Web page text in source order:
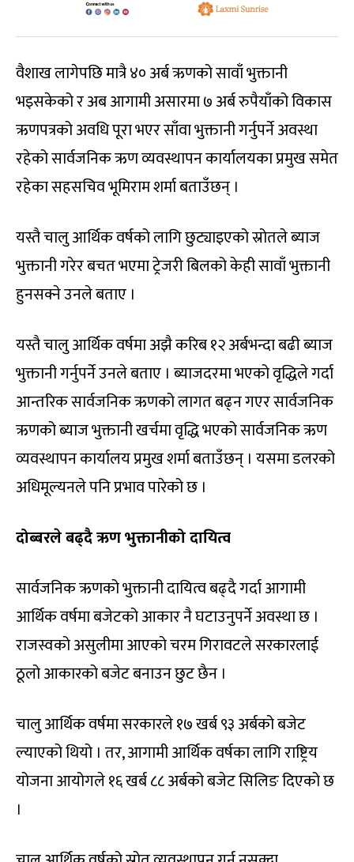
वैशाख लागेपछि मात्रै ४० अर्ब ऋणको सावाँ भुक्तानी
भइसकेको र अब आगामी असारमा ७ अर्ब रुपैयाँको विकास
ऋणपत्रको अवधि पूरा भएर साँवा भुक्तानी गर्नुपर्ने अवस्था
रहेको सार्वजनिक ऋण व्यवस्थापन कार्यालयका प्रमुख समेत
रहेका सहसचिव भूमिराम शर्मा बताउँछन् ।
यस्तै चालु आर्थिक वर्षको लागि छुट्याइएको स्रोतले ब्याज
भुक्तानी गरेर बचत भएमा ट्रेजरी बिलको केही सावाँ भुक्तानी
हुनसक्ने उनले बताए ।
यस्तै चालु आर्थिक वर्षमा अझै करिब १२ अर्बभन्दा बढी ब्याज
भुक्तानी गर्नुपर्ने उनले बताए । ब्याजदरमा भएको वृद्धिले गर्दा
आन्तरिक सार्वजनिक ऋणको लागत बढ्न गएर सार्वजनिक
ऋणको ब्याज भुक्तानी खर्चमा वृद्धि भएको सार्वजनिक ऋण
व्यवस्थापन कार्यालय प्रमुख शर्मा बताउँछन् । यसमा डलरको
अधिमूल्यनले पनि प्रभाव पारेको छ ।
दोब्बरले बढ्दै ऋण भुक्तानीको दायित्व
सार्वजनिक ऋणको भुक्तानी दायित्व बढ्दै गर्दा आगामी
आर्थिक वर्षमा बजेटको आकार नै घटाउनुपर्ने अवस्था छ ।
राजस्वको असुलीमा आएको चरम गिरावटले सरकारलाई
ठूलो आकारको बजेट बनाउन छुट छैन ।
चालु आर्थिक वर्षमा सरकारले १७ खर्ब ९३ अर्बको बजेट
ल्याएको थियो । तर, आगामी आर्थिक वर्षका लागि राष्ट्रिय
योजना आयोगले १६ खर्ब ८८ अर्बको बजेट सिलिङ दिएको छ
।